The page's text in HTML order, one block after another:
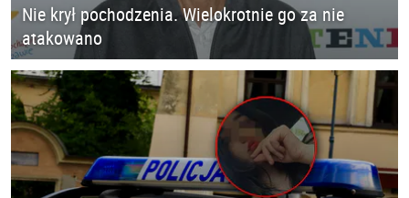
Nie krył pochodzenia. Wielokrotnie go za nie
atakowano